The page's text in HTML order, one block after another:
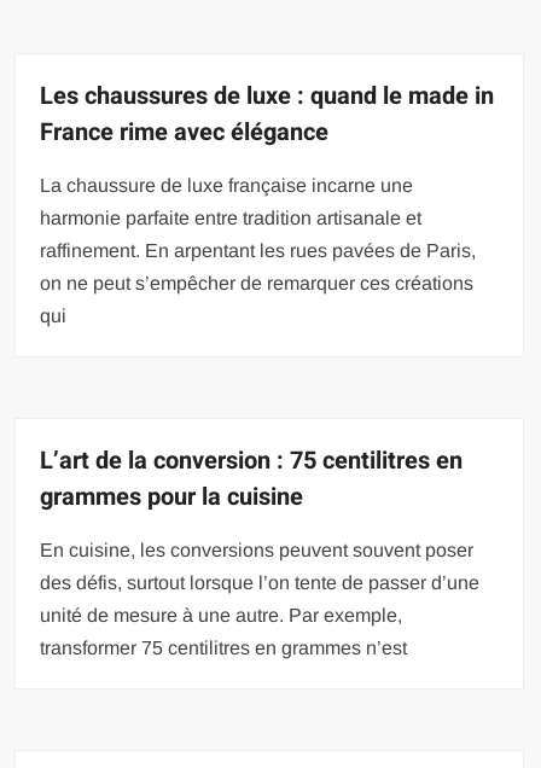
Les chaussures de luxe : quand le made in
France rime avec élégance
La chaussure de luxe française incarne une
harmonie parfaite entre tradition artisanale et
raffinement. En arpentant les rues pavées de Paris,
on ne peut s’empêcher de remarquer ces créations
qui
L’art de la conversion : 75 centilitres en
grammes pour la cuisine
En cuisine, les conversions peuvent souvent poser
des défis, surtout lorsque l’on tente de passer d’une
unité de mesure à une autre. Par exemple,
transformer 75 centilitres en grammes n’est